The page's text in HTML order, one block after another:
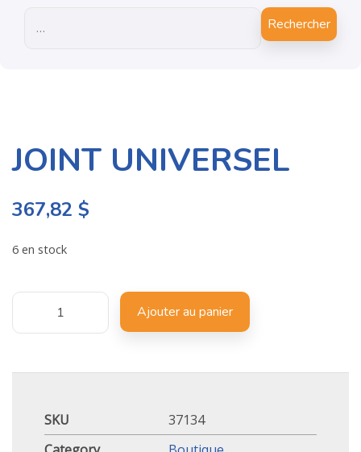
JOINT UNIVERSEL
367,82 $
6 en stock
Ajouter au panier
SKU
37134
Rechercher